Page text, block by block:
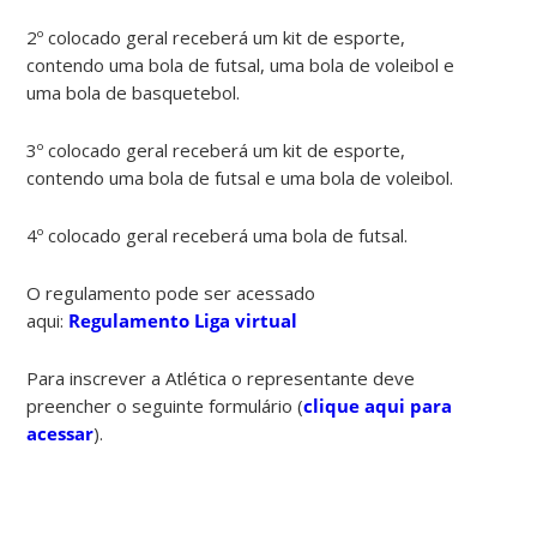
2º colocado geral receberá um kit de esporte,
contendo uma bola de futsal, uma bola de voleibol e
uma bola de basquetebol.
3º colocado geral receberá um kit de esporte,
contendo uma bola de futsal e uma bola de voleibol.
4º colocado geral receberá uma bola de futsal.
O regulamento pode ser acessado
aqui: Regulamento Liga virtual
Para inscrever a Atlética o representante deve
preencher o seguinte formulário (clique aqui para
acessar).